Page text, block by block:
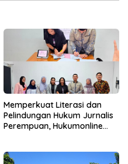
Memperkuat Literasi dan
Pelindungan Hukum Jurnalis
Perempuan, Hukumonline